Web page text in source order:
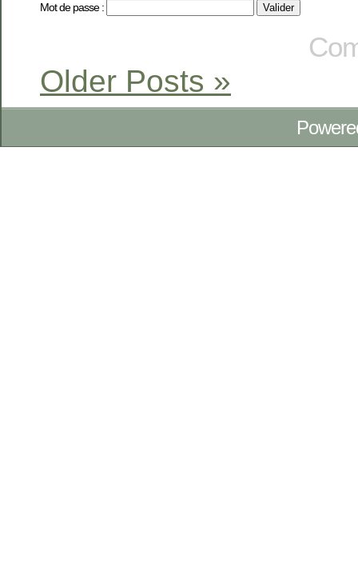
Mot de passe :
Older Posts »